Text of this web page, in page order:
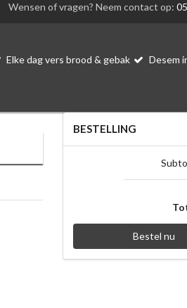
Wensen of vragen? Neem contact op:
Elke dag vers brood & gebak Desem
BESTELLING
Bestel nu